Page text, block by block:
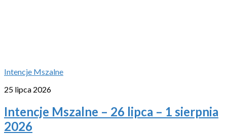
Intencje Mszalne
25 lipca 2026
Intencje Mszalne – 26 lipca – 1 sierpnia
2026